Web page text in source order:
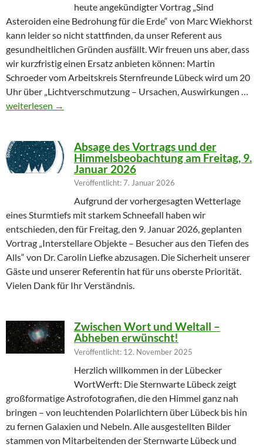
heute angekündigter Vortrag „Sind
Asteroiden eine Bedrohung für die Erde“ von Marc Wiekhorst
kann leider so nicht stattfinden, da unser Referent aus
gesundheitlichen Gründen ausfällt. Wir freuen uns aber, dass
wir kurzfristig einen Ersatz anbieten können: Martin
Schroeder vom Arbeitskreis Sternfreunde Lübeck wird um 20
Uhr über „Lichtverschmutzung – Ursachen, Auswirkungen …
Geändertes Vortragsthema 06.03.2026
weiterlesen →
Absage des Vortrags und der
Himmelsbeobachtung am Freitag, 9.
Januar 2026
Veröffentlicht: 7. Januar 2026
Aufgrund der vorhergesagten Wetterlage
eines Sturmtiefs mit starkem Schneefall haben wir
entschieden, den für Freitag, den 9. Januar 2026, geplanten
Vortrag „Interstellare Objekte – Besucher aus den Tiefen des
Alls“ von Dr. Carolin Liefke abzusagen. Die Sicherheit unserer
Gäste und unserer Referentin hat für uns oberste Priorität.
Vielen Dank für Ihr Verständnis.
Zwischen Wort und Weltall –
Abheben erwünscht!
Veröffentlicht: 12. November 2025
Herzlich willkommen in der Lübecker
WortWerft: Die Sternwarte Lübeck zeigt
großformatige Astrofotografien, die den Himmel ganz nah
bringen – von leuchtenden Polarlichtern über Lübeck bis hin
zu fernen Galaxien und Nebeln. Alle ausgestellten Bilder
stammen von Mitarbeitenden der Sternwarte Lübeck und